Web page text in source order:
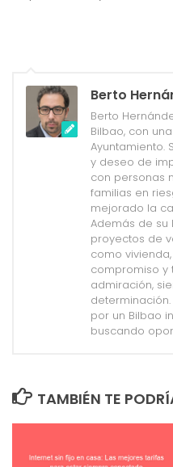
Berto
Berto
Bilbao, con
Ayuntamiento.
y deseo de
con personas
familias en
mejorado la
Además de su
proyectos de
como
compromiso y
admiración,
por un Bilbao
buscando
TAMBIÉN TE